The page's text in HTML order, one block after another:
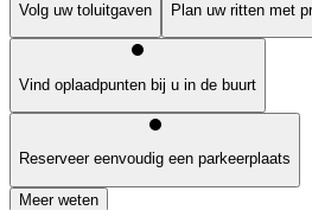
Volg uw toluitgaven Plan uw ritten met
Vind oplaadpunten bij u in de buurt
Reserveer eenvoudig een parkeerplaats
Meer weten